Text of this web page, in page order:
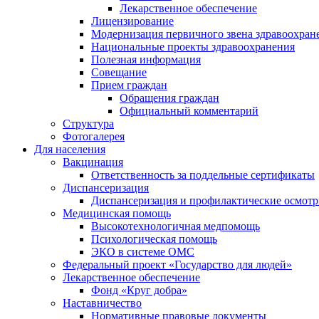
Лекарственное обеспечение
Лицензирование
Модернизация первичного звена
Национальные проекты здравоохранения
Полезная информация
Совещание
Прием граждан
Обращения граждан
Официальный комментарий
Структура
Фотогалерея
Для населения
Вакцинация
Ответственность за поддельные сертификаты
Диспансеризация
Диспансеризация и профилактические
Медицинская помощь
Высокотехнологичная медпомощь
Психологическая помощь
ЭКО в системе ОМС
Федеральный проект «Государство для людей»
Лекарственное обеспечение
Фонд «Круг добра»
Наставничество
Нормативные правовые документы